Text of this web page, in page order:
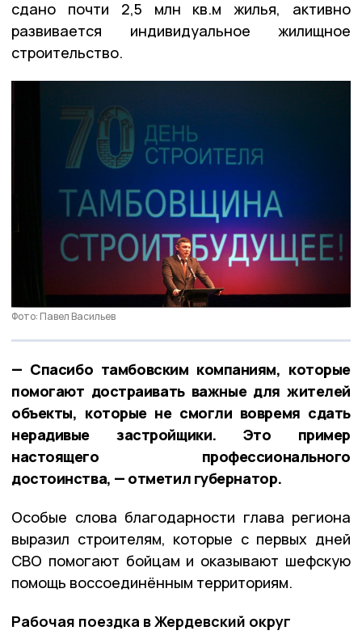
сдано почти 2,5 млн кв.м жилья, активно
развивается индивидуальное жилищное
строительство.
Фото: Павел Васильев
— Спасибо тамбовским компаниям, которые
помогают достраивать важные для жителей
объекты, которые не смогли вовремя сдать
нерадивые застройщики. Это пример
настоящего профессионального
достоинства, — отметил губернатор.
Особые слова благодарности глава региона
выразил строителям, которые с первых дней
СВО помогают бойцам и оказывают шефскую
помощь воссоединённым территориям.
Рабочая поездка в Жердевский округ